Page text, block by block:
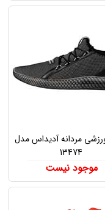
مردانه آدیداس مدل
13474
موجود نیست